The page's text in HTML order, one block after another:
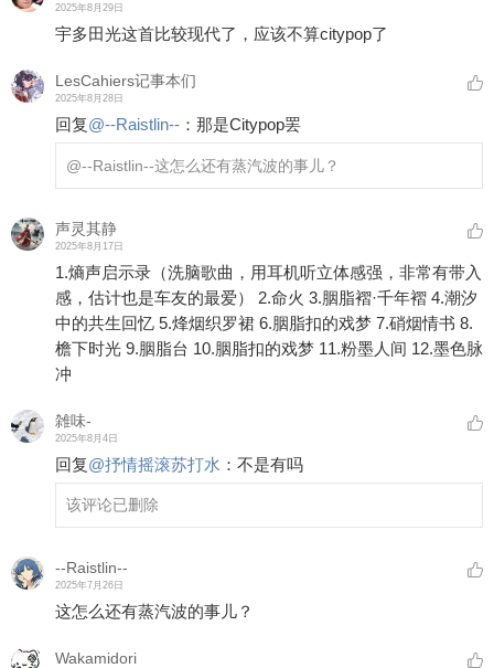
2025年8月29日
宇多田光这首比较现代了，应该不算citypop了
LesCahiers记事本们
2025年8月28日
回复@--Raistlin-- ： 那是Citypop罢
@--Raistlin--这怎么还有蒸汽波的事儿？
声灵其静
2025年8月17日
1.熵声启示录（洗脑歌曲，用耳机听立体感强，非常有带入
感，估计也是车友的最爱） 2.命火 3.胭脂褶·千年褶 4.潮汐
中的共生回忆 5.烽烟织罗裙 6.胭脂扣的戏梦 7.硝烟情书 8.
檐下时光 9.胭脂台 10.胭脂扣的戏梦 11.粉墨人间 12.墨色脉
冲
雑味-
2025年8月4日
回复@抒情摇滚苏打水 ： 不是有吗
该评论已删除
--Raistlin--
2025年7月26日
这怎么还有蒸汽波的事儿？
Wakamidori